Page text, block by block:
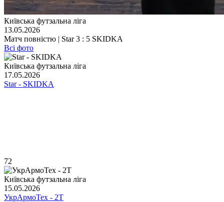
Київська футзальна ліга
13.05.2026
Матч повністю | Star 3 : 5 SKIDKA
Всі фото
Київська футзальна ліга
17.05.2026
Star - SKIDKA
72
Київська футзальна ліга
15.05.2026
УкрАрмоТех - 2Т